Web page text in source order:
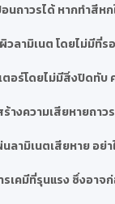
นถาวรได้ หากทำสี
ลามิเนต โดยไม่มี
ตอร์โดยไม่มีสิ่งปิดทั
งความเสียหายถา
ามิเนตเสียหาย อย่
คมีที่รุนแรง ซึ่งอา